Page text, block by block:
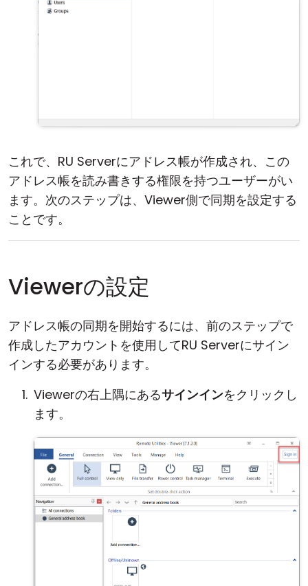
これで、RU Serverにアドレス帳が作成され、この
アドレス帳を読み書きする権限を持つユーザーがい
ます。次のステップは、Viewer側で同期を設定する
ことです。
Viewerの設定
アドレス帳の同期を開始するには、前のステップで
作成したアカウントを使用してRU Serverにサイン
インする必要があります。
Viewerの右上隅にあるサインインをクリックし
ます。